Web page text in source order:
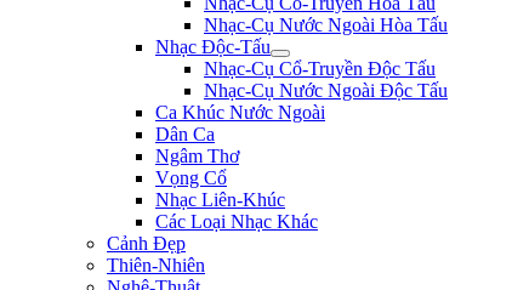
Nhạc-Cụ Nước Ngoài Hòa Tấu
Nhạc Độc-Tấu
Nhạc-Cụ Cổ-Truyền Độc Tấu
Nhạc-Cụ Nước Ngoài Độc Tấu
Ca Khúc Nước Ngoài
Dân Ca
Ngâm Thơ
Vọng Cổ
Nhạc Liên-Khúc
Các Loại Nhạc Khác
Cảnh Đẹp
Thiên-Nhiên